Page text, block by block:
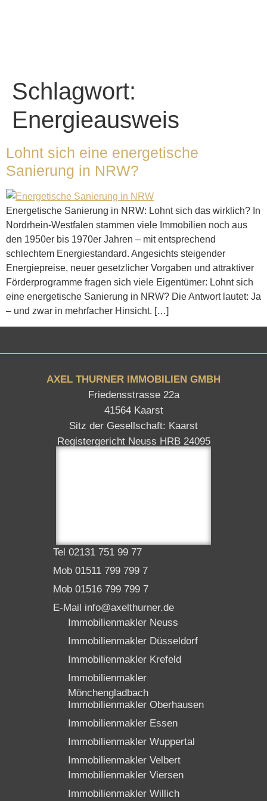
Schlagwort:
Energieausweis
Lohnt sich eine energetische
Sanierung in NRW?
Energetische Sanierung in NRW: Lohnt sich das wirklich? In
Nordrhein-Westfalen stammen viele Immobilien noch aus
den 1950er bis 1970er Jahren – mit entsprechend
schlechtem Energiestandard. Angesichts steigender
Energiepreise, neuer gesetzlicher Vorgaben und attraktiver
Förderprogramme fragen sich viele Eigentümer: Lohnt sich
eine energetische Sanierung in NRW? Die Antwort lautet: Ja
– und zwar in mehrfacher Hinsicht. […]
AXEL THURNER IMMOBILIEN GMBH
Friedensstrasse 22a
41564 Kaarst
Sitz der Gesellschaft: Kaarst
Registergericht Neuss HRB 24095
Tel 02131 751 99 77
Mob 01511 799 799 7
Mob 01516 799 799 7
E-Mail info@axelthurner.de
Immobilienmakler Neuss
Immobilienmakler Düsseldorf
Immobilienmakler Krefeld
Immobilienmakler
Mönchengladbach
Immobilienmakler Oberhausen
Immobilienmakler Essen
Immobilienmakler Wuppertal
Immobilienmakler Velbert
Immobilienmakler Viersen
Immobilienmakler Willich